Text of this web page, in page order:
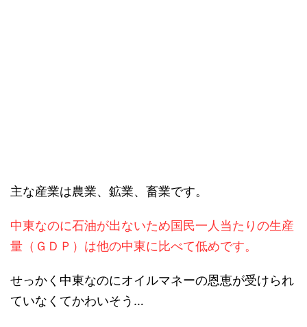
主な産業は農業、鉱業、畜業です。
中東なのに石油が出ないため国民一人当たりの生産
量（ＧＤＰ）は他の中東に比べて低めです。
せっかく中東なのにオイルマネーの恩恵が受けられ
ていなくてかわいそう…